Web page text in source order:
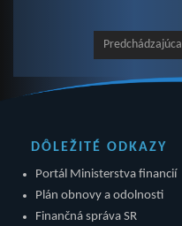
Predchádzajúca
DÔLEŽITÉ ODKAZY
Portál Ministerstva financií
Plán obnovy a odolnosti
Finančná správa SR